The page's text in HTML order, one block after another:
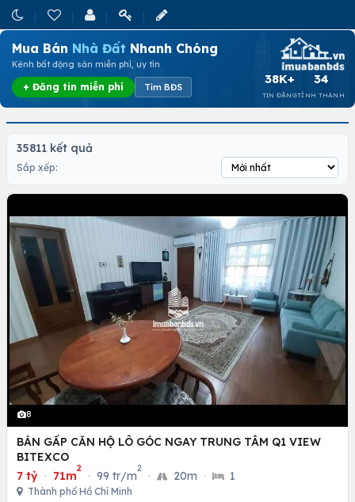
Mua Bán Nhà Đất Nhanh Chóng
Kênh bất động sản miễn phí, uy tín
+ Đăng tin miễn phí Tìm BĐS
38K+
TIN ĐĂNG
34
TỈNH THÀNH
35811 kết quả
Sắp xếp:
8
BÁN GẤP CĂN HỘ LÔ GÓC NGAY TRUNG TÂM Q1 VIEW
BITEXCO
7 tỷ · 71m
2
· 99 tr/m
2
· 20m · 1
Thành phố Hồ Chí Minh